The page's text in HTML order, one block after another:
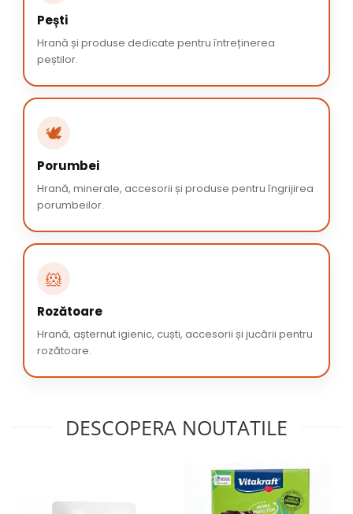
Pești
Hrană și produse dedicate pentru întreținerea
peștilor.
🕊️
Porumbei
Hrană, minerale, accesorii și produse pentru îngrijirea
porumbeilor.
🐹
Rozătoare
Hrană, așternut igienic, cuști, accesorii și jucării pentru
rozătoare.
DESCOPERA NOUTATILE